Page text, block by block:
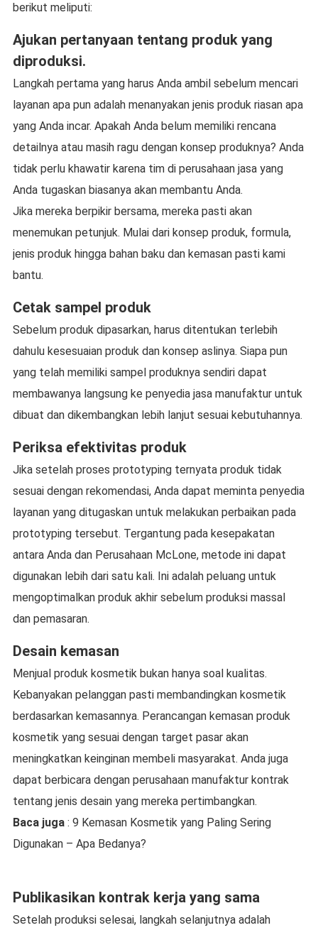
berikut meliputi:
Ajukan pertanyaan tentang produk yang
diproduksi.
Langkah pertama yang harus Anda ambil sebelum mencari
layanan apa pun adalah menanyakan jenis produk riasan apa
yang Anda incar. Apakah Anda belum memiliki rencana
detailnya atau masih ragu dengan konsep produknya? Anda
tidak perlu khawatir karena tim di perusahaan jasa yang
Anda tugaskan biasanya akan membantu Anda.
Jika mereka berpikir bersama, mereka pasti akan
menemukan petunjuk. Mulai dari konsep produk, formula,
jenis produk hingga bahan baku dan kemasan pasti kami
bantu.
Cetak sampel produk
Sebelum produk dipasarkan, harus ditentukan terlebih
dahulu kesesuaian produk dan konsep aslinya. Siapa pun
yang telah memiliki sampel produknya sendiri dapat
membawanya langsung ke penyedia jasa manufaktur untuk
dibuat dan dikembangkan lebih lanjut sesuai kebutuhannya.
Periksa efektivitas produk
Jika setelah proses prototyping ternyata produk tidak
sesuai dengan rekomendasi, Anda dapat meminta penyedia
layanan yang ditugaskan untuk melakukan perbaikan pada
prototyping tersebut. Tergantung pada kesepakatan
antara Anda dan Perusahaan McLone, metode ini dapat
digunakan lebih dari satu kali. Ini adalah peluang untuk
mengoptimalkan produk akhir sebelum produksi massal
dan pemasaran.
Desain kemasan
Menjual produk kosmetik bukan hanya soal kualitas.
Kebanyakan pelanggan pasti membandingkan kosmetik
berdasarkan kemasannya. Perancangan kemasan produk
kosmetik yang sesuai dengan target pasar akan
meningkatkan keinginan membeli masyarakat. Anda juga
dapat berbicara dengan perusahaan manufaktur kontrak
tentang jenis desain yang mereka pertimbangkan.
Baca juga: 9 Kemasan Kosmetik yang Paling Sering
Digunakan – Apa Bedanya?
Publikasikan kontrak kerja yang sama
Setelah produksi selesai, langkah selanjutnya adalah